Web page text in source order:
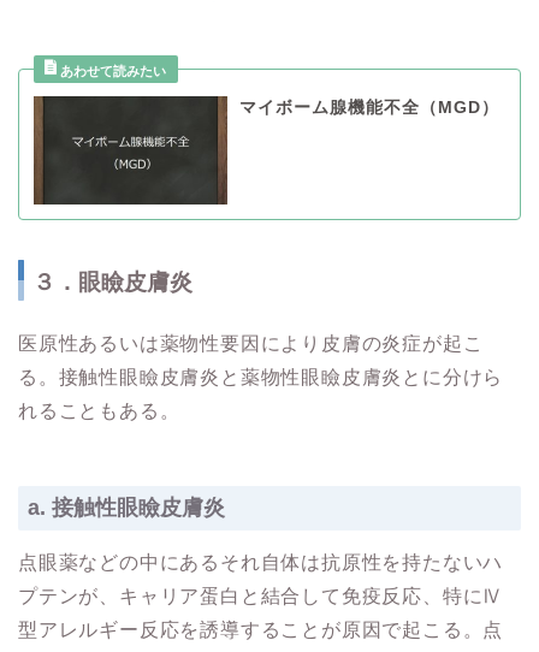
マイボーム腺機能不全（MGD）
３．眼瞼皮膚炎
医原性あるいは薬物性要因により皮膚の炎症が起こ
る。接触性眼瞼皮膚炎と薬物性眼瞼皮膚炎とに分けら
れることもある。
a. 接触性眼瞼皮膚炎
点眼薬などの中にあるそれ自体は抗原性を持たないハ
プテンが、キャリア蛋白と結合して免疫反応、特にⅣ
型アレルギー反応を誘導することが原因で起こる。点